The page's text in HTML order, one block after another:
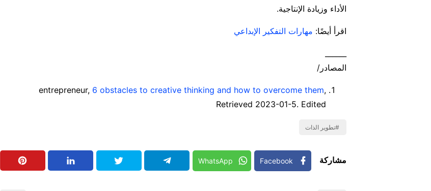
الأداء وزيادة الإنتاجية.
اقرأ أيضًا: مهارات التفكير الإبداعي
المصادر/
entrepreneur, 6 obstacles to creative thinking and how to overcome them,
Retrieved 2023-01-5. Edited
تطوير الذات
مشاركة Facebook
WhatsApp